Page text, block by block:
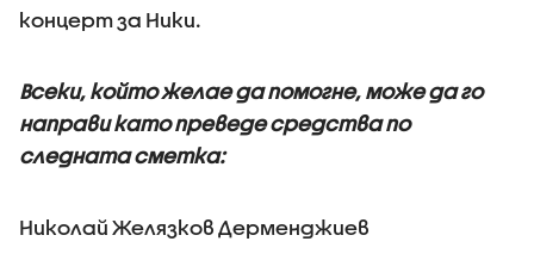
концерт за Ники.
Всеки, който желае да помогне, може да го
направи като преведе средства по
следната сметка:
Николай Желязков Дерменджиев